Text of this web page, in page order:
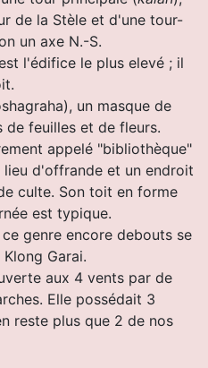
de la Stèle et d'une tour-
un axe N.-S.
l'édifice le plus elevé ; il
un masque de
de feuilles et de fleurs.
appelé "bibliothèque"
d'offrande et un endroit
culte. Son toit en forme
est typique.
genre encore debouts se
Garai.
aux 4 vents par de
Elle possédait 3
reste plus que 2 de nos